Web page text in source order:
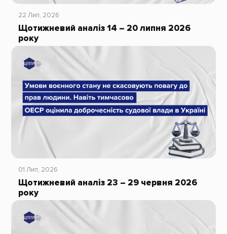
22 Лип, 2026
Щотижневий аналіз 14 – 20 липня 2026
року
01 Лип, 2026
Щотижневий аналіз 23 – 29 червня 2026
року